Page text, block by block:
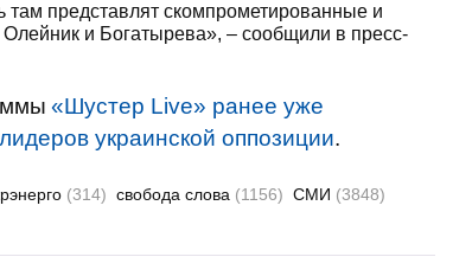
представлят скомпрометированные и
и Богатырева», – сообщили в пресс-
«Шустер Live» ранее уже
украинской оппозиции.
(314) свобода слова (1156) СМИ (3848)